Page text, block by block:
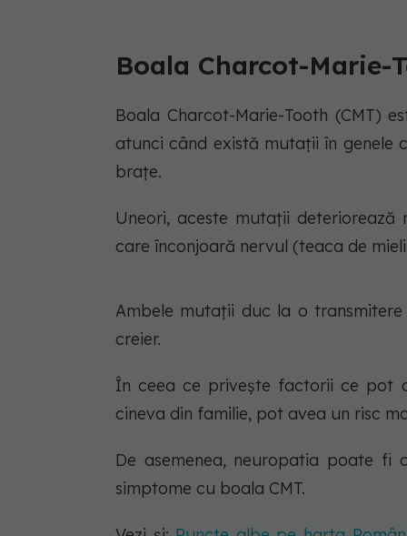
Boala Charcot-Marie-
Boala Charcot-Marie-Tooth (CMT)
atunci când există mutații în genele
brațe.
Uneori, aceste mutații
care înconjoară nervul (teaca de
Ambele mutații duc la o
creier.
În ceea ce privește factorii ce pot
cineva din familie, pot avea un risc
De asemenea, neuropatia poate fi
simptome cu boala CMT.